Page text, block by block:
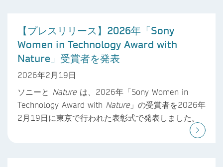
【プレスリリース】2026年「Sony
Women in Technology Award with
Nature」受賞者を発表
2026年2月19日
ソニーと Natureは、2026年「Sony Women in
Technology Award with Nature」の受賞者を2026年
2月19日に東京で行われた表彰式で発表しました。